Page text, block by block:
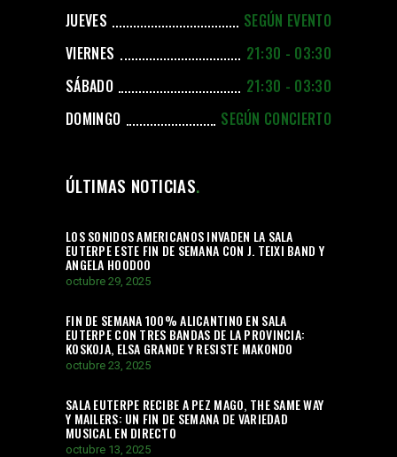
JUEVES
SEGÚN EVENTO
VIERNES
21:30 - 03:30
SÁBADO
21:30 - 03:30
DOMINGO
SEGÚN CONCIERTO
ÚLTIMAS NOTICIAS
LOS SONIDOS AMERICANOS INVADEN LA SALA
EUTERPE ESTE FIN DE SEMANA CON J. TEIXI BAND Y
ANGELA HOODOO
octubre 29, 2025
FIN DE SEMANA 100% ALICANTINO EN SALA
EUTERPE CON TRES BANDAS DE LA PROVINCIA:
KOSKOJA, ELSA GRANDE Y RESISTE MAKONDO
octubre 23, 2025
SALA EUTERPE RECIBE A PEZ MAGO, THE SAME WAY
Y MAILERS: UN FIN DE SEMANA DE VARIEDAD
MUSICAL EN DIRECTO
octubre 13, 2025